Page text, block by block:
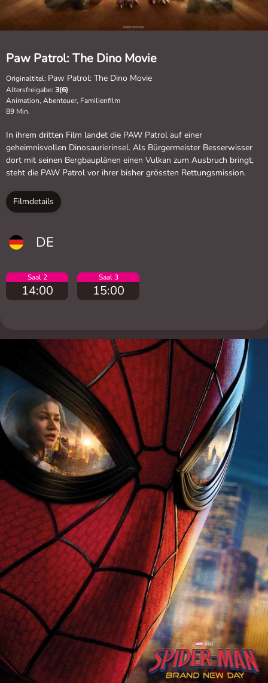
Paw Patrol: The Dino Movie
Originaltitel: Paw Patrol: The Dino Movie
Altersfreigabe: 3(6)
Animation, Abenteuer, Familienfilm
89 Min.
In ihrem dritten Film landet die PAW Patrol auf einer
geheimnisvollen Dinosaurierinsel. Als Bürgermeister Besserwisser
dort mit seinen Bergbauplänen einen Vulkan zum Ausbruch bringt,
steht die PAW Patrol vor ihrer bisher grössten Rettungsmission.
Filmdetails
DE
Saal 2
14:00
Saal 3
15:00